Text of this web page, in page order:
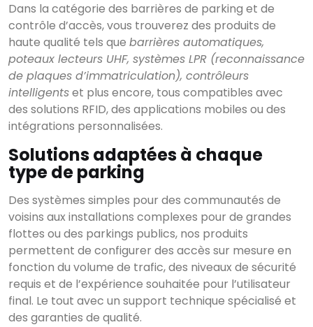
Dans la catégorie des barrières de parking et de
contrôle d’accès, vous trouverez des produits de
haute qualité tels que barrières automatiques,
poteaux lecteurs UHF, systèmes LPR (reconnaissance
de plaques d’immatriculation), contrôleurs
intelligentset plus encore, tous compatibles avec
des solutions RFID, des applications mobiles ou des
intégrations personnalisées.
Solutions adaptées à chaque
type de parking
Des systèmes simples pour des communautés de
voisins aux installations complexes pour de grandes
flottes ou des parkings publics, nos produits
permettent de configurer des accès sur mesure en
fonction du volume de trafic, des niveaux de sécurité
requis et de l’expérience souhaitée pour l’utilisateur
final. Le tout avec un support technique spécialisé et
des garanties de qualité.